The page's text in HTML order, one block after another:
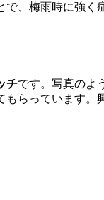
で、梅雨時に強く
チです。写真のよ
らっています